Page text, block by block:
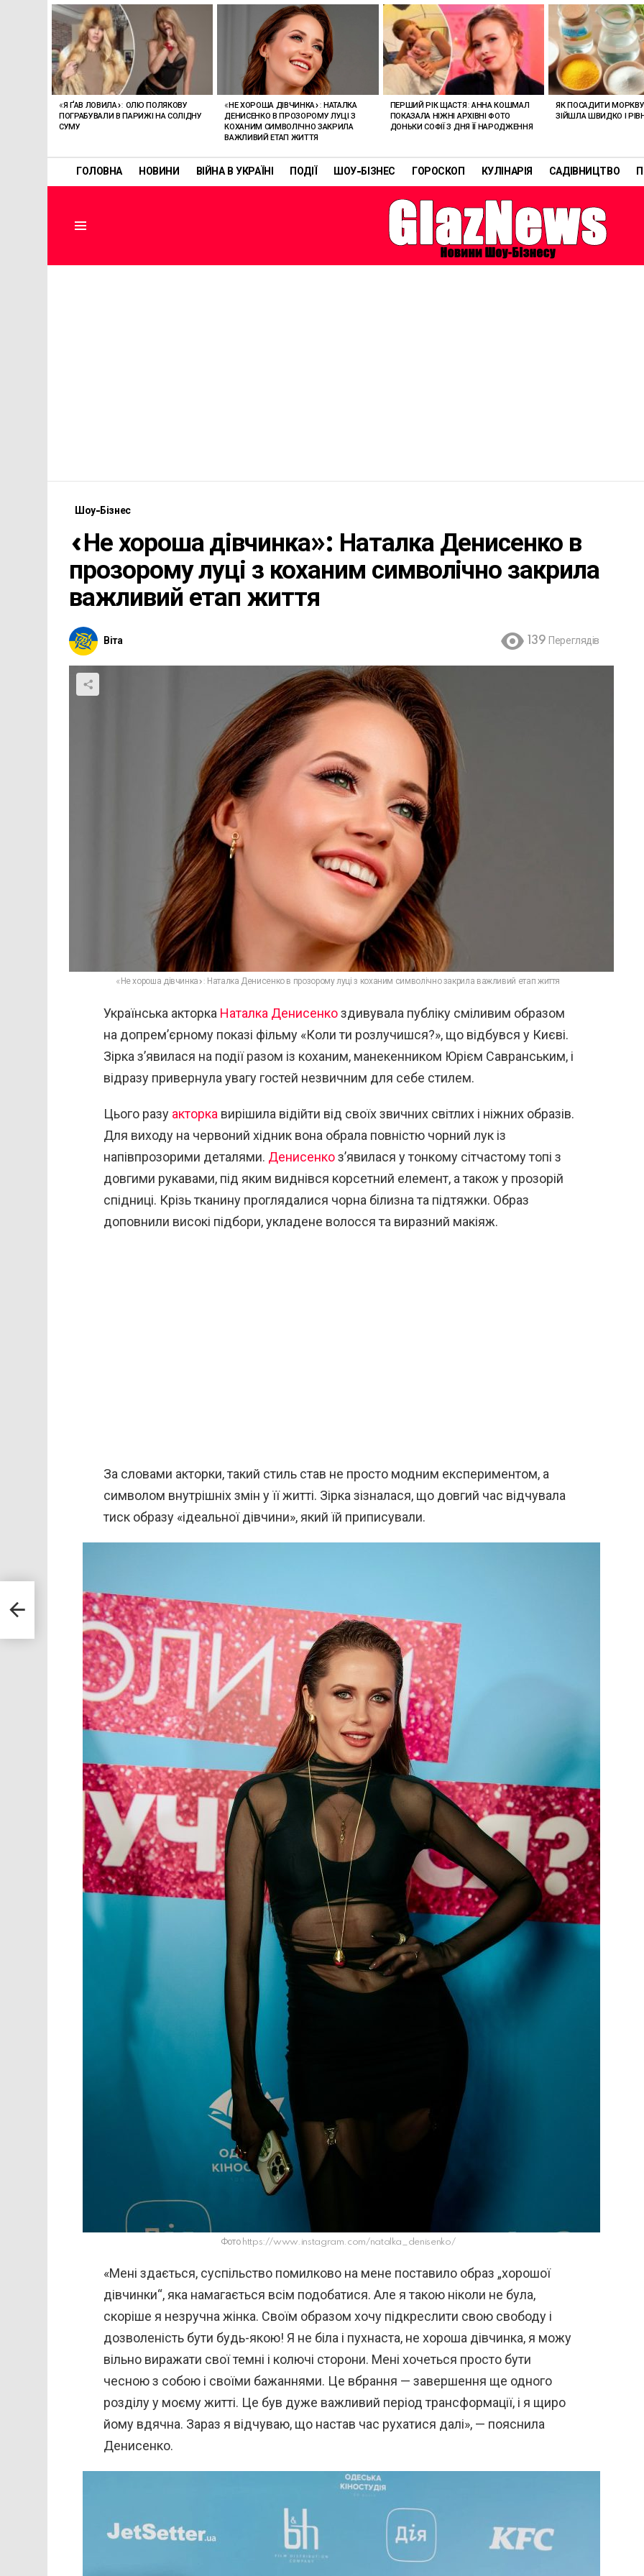
ГОЛОВНА НОВИНИ ВІЙНА В УКРАЇНІ ПОДІЇ ШОУ-БІЗНЕС ГОРОСКОП КУЛІНАРІЯ САДІВНИЦТВО
ОСТАННІ
СТАТТІ
«Я ҐАВ ЛОВИЛА»: ОЛЮ ПОЛЯКОВУ
ПОГРАБУВАЛИ В ПАРИЖІ НА СОЛІДНУ
СУМУ
«НЕ ХОРОША ДІВЧИНКА»: НАТАЛКА
ДЕНИСЕНКО В ПРОЗОРОМУ ЛУЦІ З
КОХАНИМ СИМВОЛІЧНО ЗАКРИЛА
ВАЖЛИВИЙ ЕТАП ЖИТТЯ
ПЕРШИЙ РІК ЩАСТЯ: АННА КОШМАЛ
ПОКАЗАЛА НІЖНІ АРХІВНІ ФОТО
ДОНЬКИ СОФІЇ З ДНЯ ЇЇ НАРОДЖЕННЯ
ЯК ПОСАДИТИ
ЗІЙШЛА ШВИДКО І
Шоу-Бізнес
«Не хороша дівчинка»: Наталка Денисенко в
прозорому луці з коханим символічно закрила
важливий етап життя
Віта 139 Переглядів
«Не хороша дівчинка»: Наталка Денисенко в прозорому луці з коханим символічно закрила важливий етап життя
Українська акторка Наталка Денисенкоздивувала публіку сміливим образом
на допрем’єрному показі фільму «Коли ти розлучишся?», що відбувся у Києві.
Зірка з’явилася на події разом із коханим, манекенником Юрієм Савранським, і
відразу привернула увагу гостей незвичним для себе стилем.
Цього разу акторка вирішила відійти від своїх звичних світлих і ніжних образів.
Для виходу на червоний хідник вона обрала повністю чорний лук із
напівпрозорими деталями. Денисенкоз’явилася у тонкому сітчастому топі з
довгими рукавами, під яким виднівся корсетний елемент, а також у прозорій
спідниці. Крізь тканину проглядалися чорна білизна та підтяжки. Образ
доповнили високі підбори, укладене волосся та виразний макіяж.
За словами акторки, такий стиль став не просто модним експериментом, а
символом внутрішніх змін у її житті. Зірка зізналася, що довгий час відчувала
тиск образу «ідеальної дівчини», який їй приписували.
Фото https://www.instagram.com/natalka_denisenko/
«Мені здається, суспільство помилково на мене поставило образ „хорошої
дівчинки“, яка намагається всім подобатися. Але я такою ніколи не була,
скоріше я незручна жінка. Своїм образом хочу підкреслити свою свободу і
дозволеність бути будь-якою! Я не біла і пухнаста, не хороша дівчинка, я можу
вільно виражати свої темні і колючі сторони. Мені хочеться просто бути
чесною з собою і своїми бажаннями. Це вбрання — завершення ще одного
розділу у моєму житті. Це був дуже важливий період трансформації, і я щиро
йому вдячна. Зараз я відчуваю, що настав час рухатися далі», — пояснила
Денисенко.